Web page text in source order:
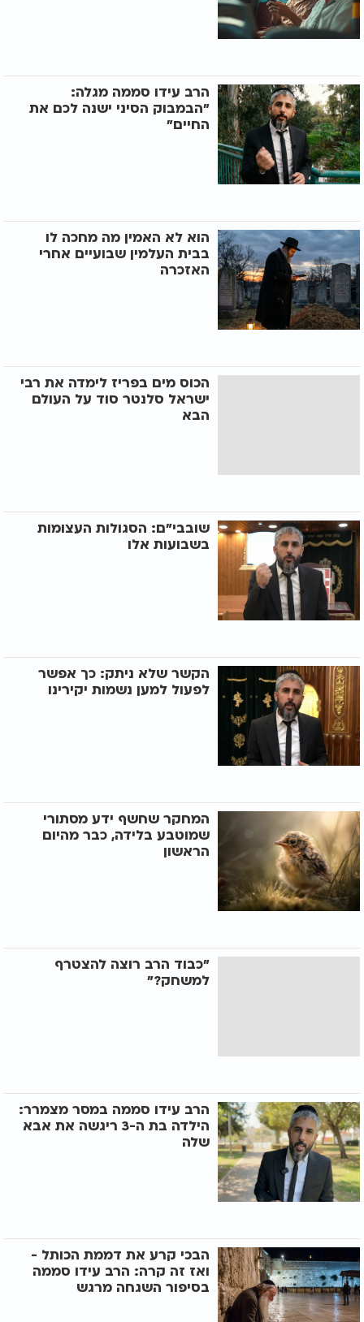
הרב עידו סממה מגלה:
"הבמבוק הסיני ישנה לכם את
החיים"
הוא לא האמין מה מחכה לו
בבית העלמין שבועיים אחרי
האזכרה
הכוס מים בפריז לימדה את רבי
ישראל סלנטר סוד על העולם
הבא
שובבי"ם: הסגולות העצומות
בשבועות אלו
הקשר שלא ניתק: כך אפשר
לפעול למען נשמות יקירינו
המחקר שחשף ידע מסתורי
שמוטבע בלידה, כבר מהיום
הראשון
"כבוד הרב רוצה להצטרף
למשחק?"
הרב עידו סממה במסר מצמרר:
הילדה בת ה-3 ריגשה את אבא
שלה
הבכי קרע את דממת הכותל -
ואז זה קרה: הרב עידו סממה
בסיפור השגחה מרגש